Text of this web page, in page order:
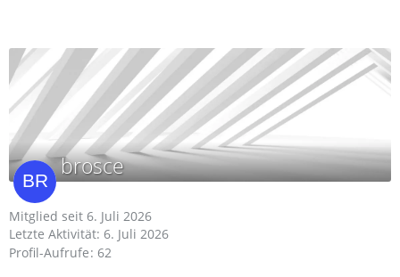
brosce
Mitglied seit 6. Juli 2026
Letzte Aktivität: 6. Juli 2026
Profil-Aufrufe 62